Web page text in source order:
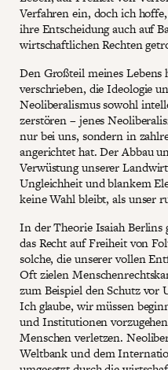
Verfahren ein, doch ich
ihre Entscheidung auch auf
wirtschaftlichen Rechten
Den Großteil meines Lebens
verschrieben, die Ideologie
Neoliberalismus sowohl
zerstören – jenes
nur bei uns, sondern in
angerichtet hat. Der Abbau
Verwüstung unserer
Ungleichheit und blankem
keine Wahl bleibt, als unser
In der Theorie Isaiah Berlins
das Recht auf Freiheit von
solche, die unserer vollen
Oft zielen
zum Beispiel den Schutz vor
Ich glaube, wir müssen
und Institutionen
Menschen verletzen.
Weltbank und dem